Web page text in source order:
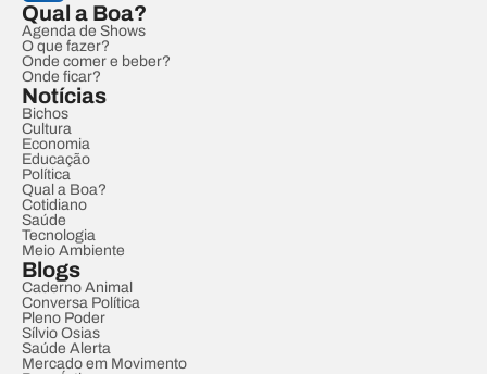
Qual a Boa?
Agenda de Shows
O que fazer?
Onde comer e beber?
Onde ficar?
Notícias
Bichos
Cultura
Economia
Educação
Política
Qual a Boa?
Cotidiano
Saúde
Tecnologia
Meio Ambiente
Blogs
Caderno Animal
Conversa Política
Pleno Poder
Sílvio Osias
Saúde Alerta
Mercado em Movimento